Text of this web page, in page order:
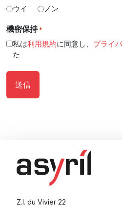
ウイ ノン
機密保持 *
私は利用規約に同意し、 プライ
た
Z.I. du Vivier 22